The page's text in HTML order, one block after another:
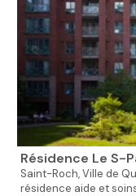
Résidence Le S-
Saint-Roch,Ville de
résidence aide et